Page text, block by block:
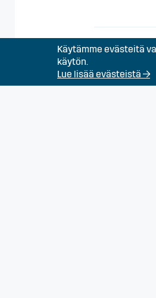
Käytämme evästeitä
käytön.
Lue lisää evästeistä →